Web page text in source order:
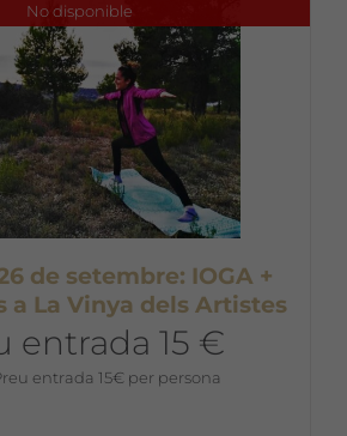
No disponible
de setembre: IOGA +
a La Vinya dels Artistes
entrada 15 €
entrada 15€ per persona